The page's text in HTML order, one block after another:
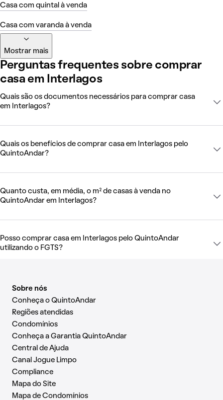
Casa com quintal à venda
Casa com varanda à venda
Mostrar mais
Perguntas frequentes sobre comprar
casa em Interlagos
Quais são os documentos necessários para comprar casa
em Interlagos?
Quais os benefícios de comprar casa em Interlagos pelo
QuintoAndar?
Quanto custa, em média, o m² de casas à venda no
QuintoAndar em Interlagos?
Posso comprar casa em Interlagos pelo QuintoAndar
utilizando o FGTS?
Sobre nós
Conheça o QuintoAndar
Regiões atendidas
Condomínios
Conheça a Garantia QuintoAndar
Central de Ajuda
Canal Jogue Limpo
Compliance
Mapa do Site
Mapa de Condomínios